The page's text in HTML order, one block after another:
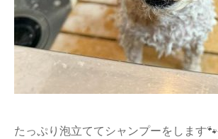
たっぷり泡立ててシャンプーをします🐾